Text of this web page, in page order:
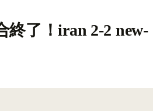
終了！iran 2-2 new-